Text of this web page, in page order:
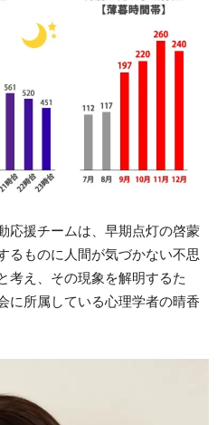
応援チームは、早期点灯の啓蒙
るものに人間が気づかない不思
考え、その現象を解明するた
に所属している心理学者の晴香